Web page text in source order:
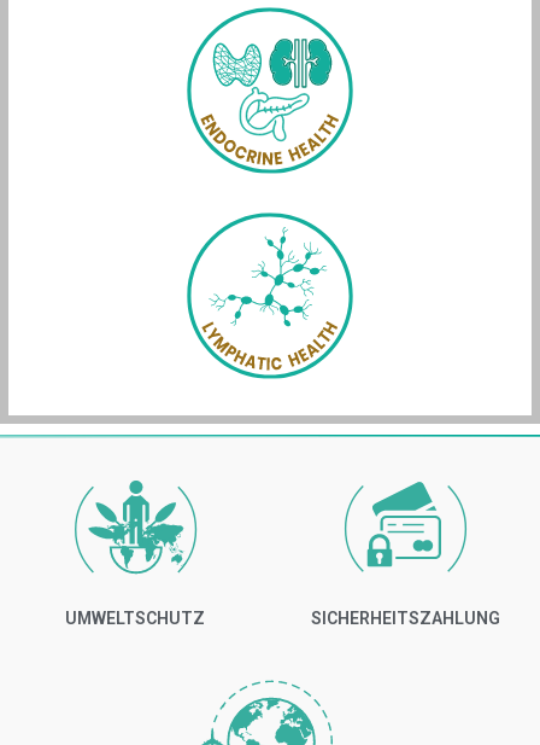
UMWELTSCHUTZ SICHERHEITSZAHLUNG